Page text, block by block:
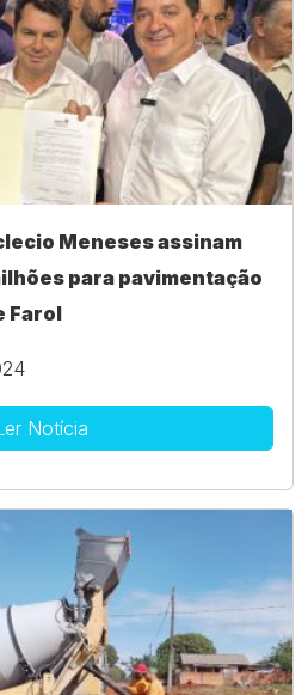
Meneses assinam
para pavimentação
Farol
Notícia